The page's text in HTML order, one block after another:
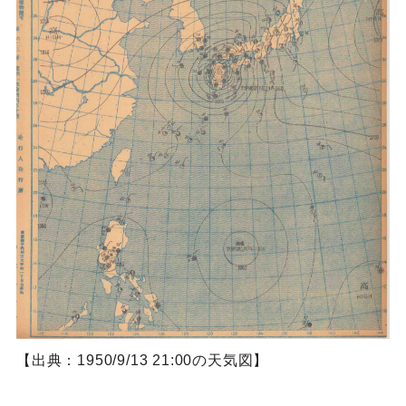
【出典：1950/9/13 21:00の天気図】